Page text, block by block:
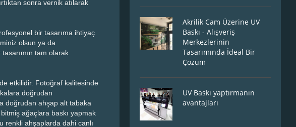
sonra vernik atılarak
bir tasarıma ihtiyaç
olsun ya da
tam olarak
etkilidir. Fotoğraf kalitesinde
doğrudan
doğrudan ahşap alt tabaka
ağaçlara baskı yapmak
renkli ahşaplarda dahi canlı
Akrilik Cam Üzerine UV
Baskı - Alışveriş
Merkezlerinin
Tasarımında İdeal Bir
Çözüm
UV Baskı yaptırmanın
avantajları